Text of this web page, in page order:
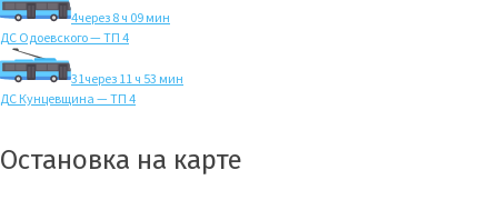
4через 8 ч 09 мин
ДС Одоевского — ТП 4
31через 11 ч 53 мин
ДС Кунцевщина — ТП 4
Остановка на карте